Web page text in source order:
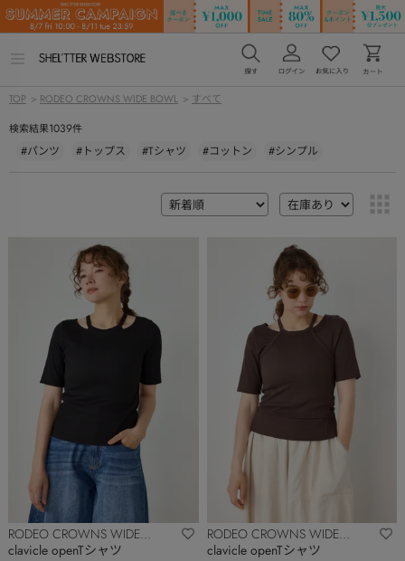
ー
開
TOP > RODEO CROWNS WIDE BOWL > すべて
検索結果1039件
#パンツ #トップス #Tシャツ #コットン #シンプル
RODEO CROWNS WIDE
BOWL
clavicle openTシャツ
RODEO CROWNS WIDE
BOWL
clavicle openTシャツ